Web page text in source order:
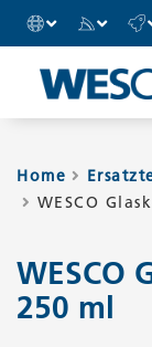
Home
WESCO
WESCO
250 ml